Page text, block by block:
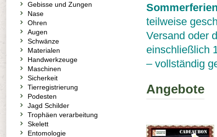
teilweise
Versand oder
einschließlich
– vollständig
Angebote
Gebisse und Zungen
Nase
Ohren
Augen
Schwänze
Materialen
Handwerkzeuge
Maschinen
Sicherkeit
Tierregistrierung
Podesten
Jagd Schilder
Trophäen verarbeitung
Skelett
Entomologie